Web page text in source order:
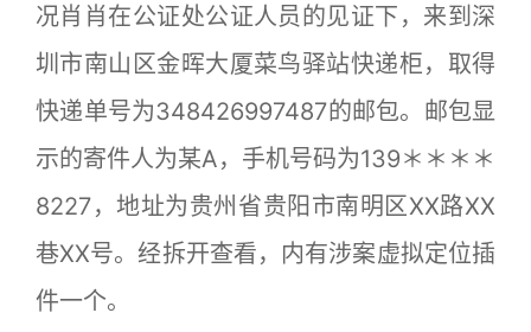
况肖肖在公证处公证人员的见证下，来到深
圳市南山区金晖大厦菜鸟驿站快递柜，取得
快递单号为348426997487的邮包。邮包显
示的寄件人为某A，手机号码为139＊＊＊＊
8227，地址为贵州省贵阳市南明区XX路XX
巷XX号。经拆开查看，内有涉案虚拟定位插
件一个。